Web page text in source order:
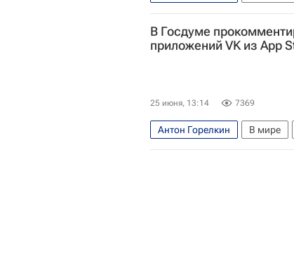
В Госдуме
приложений VK из App
25 июня, 13:14 7369
Антон Горелкин В мире